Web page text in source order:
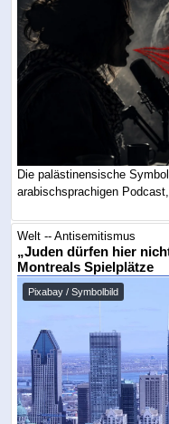
Die palästinensische
arabischsprachigen
Welt -- Antisemitismus
„Juden dürfen hier
Montreals Spielplätze
Pixabay / Symbolbild